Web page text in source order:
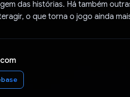
das histórias. Há também
o que torna o jogo ainda